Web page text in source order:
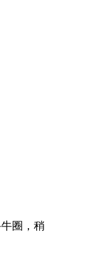
圈，稍